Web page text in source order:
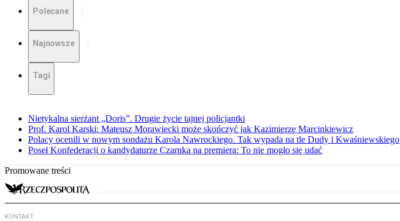
Polecane
Najnowsze
Tagi
Nietykalna sierżant „Doris”. Drugie życie tajnej policjantki
Prof. Karol Karski: Mateusz Morawiecki może skończyć jak Kazimierze Marcinkiewicz
Polacy ocenili w nowym sondażu Karola Nawrockiego. Tak wypada na tle Dudy i Kwaśniewskiego
Poseł Konfederacji o kandydaturze Czarnka na premiera: To nie mogło się udać
Promowane treści
KONTAKT